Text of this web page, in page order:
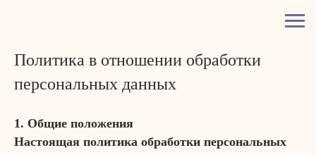
Политика в отношении обработки
персональных данных
1. Общие положения
Настоящая политика обработки персональных